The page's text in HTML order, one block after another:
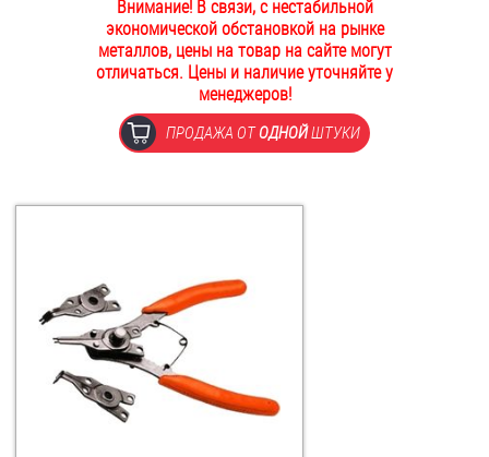
ОПЛАТА И ДОСТАВКА
НАШИ МАГАЗИНЫ
Втулки
Инструмент
Крюки, кольца с метрической резьбой
Внимание! В связи, с нестабильной
экономической обстановкой на рынке
металлов, цены на товар на сайте могут
отличаться. Цены и наличие уточняйте у
менеджеров!
ПРОДАЖА ОТОДНОЙШТУКИ